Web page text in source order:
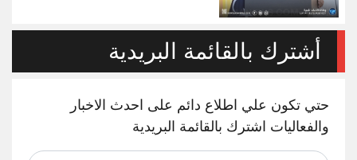
أشترك بالقائمة البريدية
حتي تكون علي اطلاع دائم على احدث الاخبار
والفعاليات اشترك بالقائمة البريدية